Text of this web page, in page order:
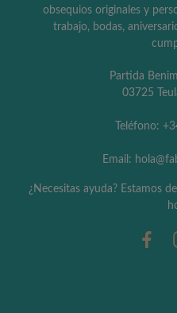
obsequios originales y
trabajo, bodas,
Partida
03725
Teléfono:
Email:
¿Necesitas ayuda? Estamos